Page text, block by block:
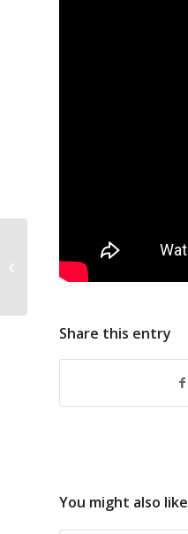
Share this entry
You might also like
ကျန်းမာရေးစောင့်ရှောက်
မှုမရရှိနေတဲ့...